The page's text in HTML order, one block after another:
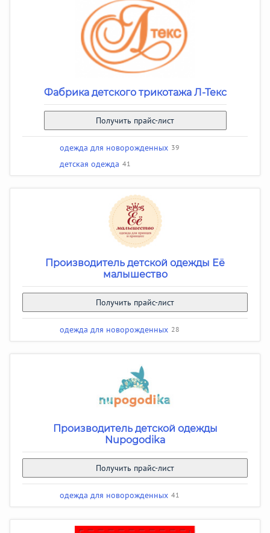
Фабрика детского трикотажа Л-Текс
Получить прайс-лист
одежда для новорожденных 39
детская одежда 41
Производитель детской одежды Её
малышество
Получить прайс-лист
одежда для новорожденных 28
Производитель детской одежды
Nupogodika
Получить прайс-лист
одежда для новорожденных 41